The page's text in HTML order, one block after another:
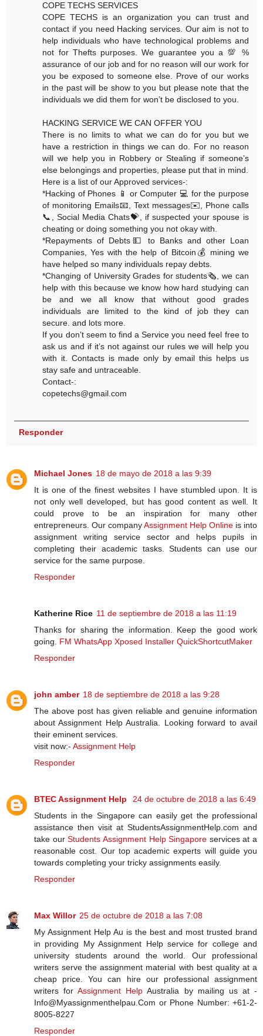
COPE TECHS SERVICES
COPE TECHS is an organization you can trust and
contact if you need Hacking services. Our aim is not to
help individuals who have technological problems and
not for Thefts purposes. We guarantee you a 💯 %
assurance of our job and for no reason will our work for
you be exposed to someone else. Prove of our works
in the past will be show to you but please note that the
individuals we did them for won’t be disclosed to you.
HACKING SERVICE WE CAN OFFER YOU
There is no limits to what we can do for you but we
have a restriction in things we can do. For no reason
will we help you in Robbery or Stealing if someone’s
else belongings and properties, please put that in mind.
Here is a list of our Approved services-:
*Hacking of Phones 📱 or Computer 💻 for the purpose
of monitoring Emails📧, Text messages✉️, Phone calls
📞, Social Media Chats💝, if suspected your spouse is
cheating or doing something you not okay with.
*Repayments of Debts💵 to Banks and other Loan
Companies, Yes with the help of Bitcoin💰 mining we
have helped so many individuals repay debts.
*Changing of University Grades for students🗞, we can
help with this because we know how hard studying can
be and we all know that without good grades
individuals are limited to the kind of job they can
secure. and lots more.
If you don’t seem to find a Service you need feel free to
ask us and if it’s not against our rules we will help you
with it. Contacts is made only by email this helps us
stay safe and untraceable.
Contact-:
copetechs@gmail.com
Responder
Michael Jones 18 de mayo de 2018 a las 9:39
It is one of the finest websites I have stumbled upon. It is
not only well developed, but has good content as well. It
could prove to be an inspiration for many other
entrepreneurs. Our companyAssignment Help Online is into
assignment writing service sector and helps pupils in
completing their academic tasks. Students can use our
service for the same purpose.
Responder
Katherine Rice 11 de septiembre de 2018 a las 11:19
Thanks for sharing the information. Keep the good work
going.
FM WhatsApp Xposed Installer QuickShortcutMaker
Responder
john amber 18 de septiembre de 2018 a las 9:28
The above post has given reliable and genuine information
about Assignment Help Australia. Looking forward to avail
their eminent services.
visit now:- Assignment Help
Responder
BTEC Assignment Help
24 de octubre de 2018 a las 6:49
Students in the Singapore can easily get the professional
assistance then visit at StudentsAssignmentHelp.com and
take ourStudents Assignment Help Singapore services at a
reasonable cost. Our top academic experts will guide you
towards completing your tricky assignments easily.
Responder
Max Willor 25 de octubre de 2018 a las 7:08
My Assignment Help Au is the best and most trusted brand
in providing My Assignment Help service for college and
university students around the world. Our professional
writers serve the assignment material with best quality at a
cheap price. You can hire our professional assignment
writers forAssignment Help Australia by mailing us at -
Info@Myassignmenthelpau.Com or Phone Number: +61-2-
8005-8227
Responder